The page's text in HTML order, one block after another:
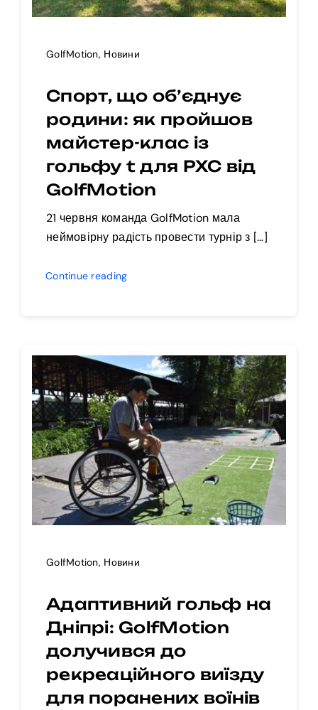
GolfMotion, Новини
Спорт, що об’єднує
родини: як пройшов
майстер-клас із
гольфу t для РХС від
GolfMotion
21 червня команда GolfMotion мала
неймовірну радість провести турнір з […]
Continue reading
GolfMotion, Новини
Адаптивний гольф на
Дніпрі: GolfMotion
долучився до
рекреаційного виїзду
для поранених воїнів